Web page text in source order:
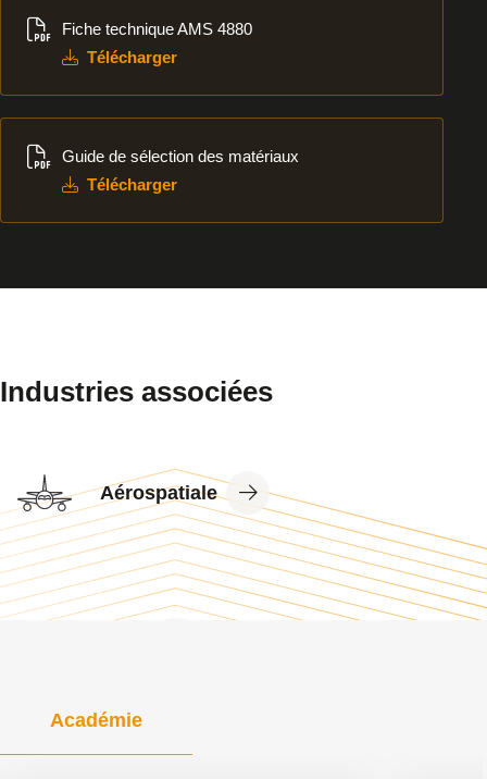
Fiche technique AMS 4880
Télécharger
Guide de sélection des matériaux
Télécharger
Industries associées
View
Industry
Aérospatiale
Académie